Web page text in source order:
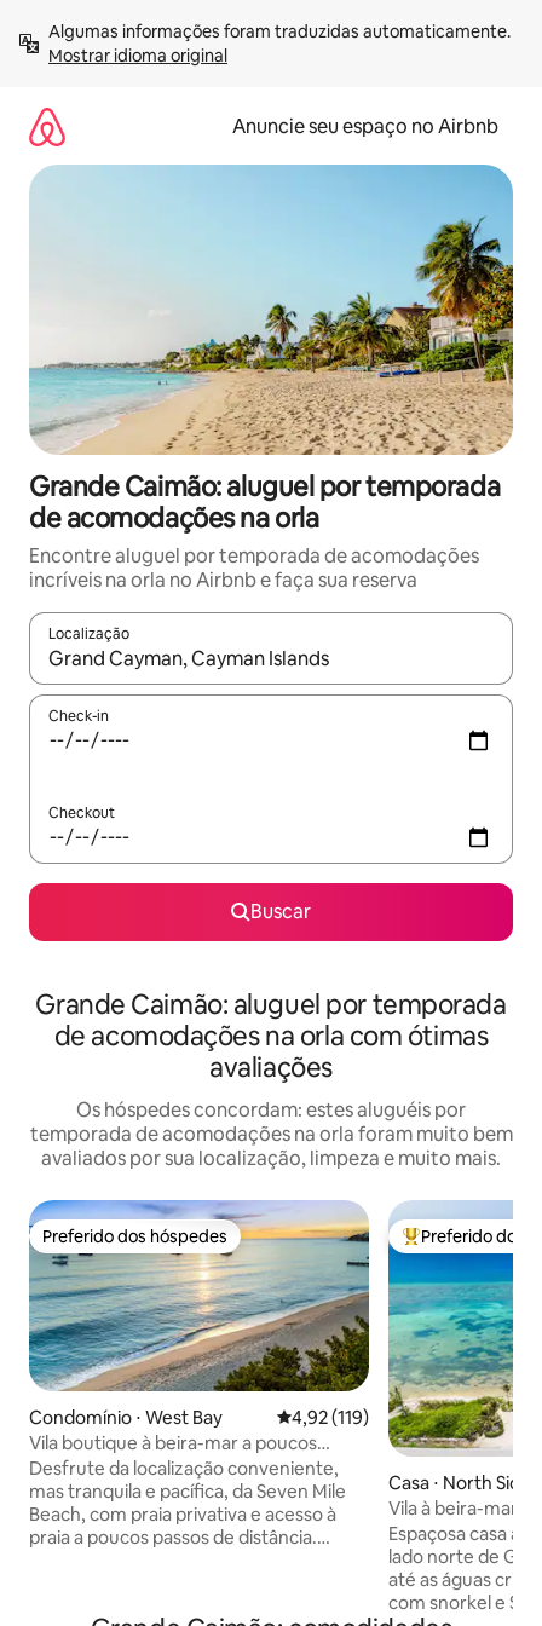
para
Mostrar idioma original
Anuncie seu espaço no Airbnb
Grande Caimão: aluguel por temporada
de acomodações na orla
Encontre aluguel por temporada de acomodações
incríveis na orla no Airbnb e faça sua reserva
Localização
Quando os resultados estiverem disponíveis, explore-os
Check-in
Checkout
Buscar
Grande Caimão: aluguel por temporada
de acomodações na orla com ótimas
avaliações
Os hóspedes concordam: estes aluguéis por
temporada de acomodações na orla foram muito bem
avaliados por sua localização, limpeza e muito mais.
Preferido dos hóspedes
Preferido dos hóspedes
Condomínio ⋅ West Bay 4,92 de uma avaliação média de
4,92 (119)
Vila boutique à beira-mar a poucos
passos de Seven Mile Beach
Desfrute da localização conveniente,
mas tranquila e pacífica, da Seven Mile
Beach, com praia privativa e acesso à
praia a poucos passos de distância.
Entre os
Preferido dos
Casa ⋅ North Side
Vila à beira-mar
Cayman
Espaçosa casa à
lado norte de
até as águas
com snorkel e